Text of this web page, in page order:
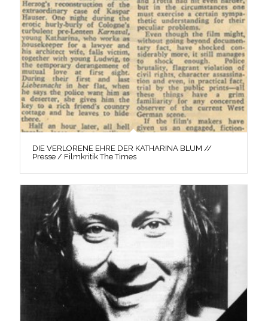
DIE VERLORENE EHRE DER KATHARINA BLUM //
Presse / Filmkritik The Times